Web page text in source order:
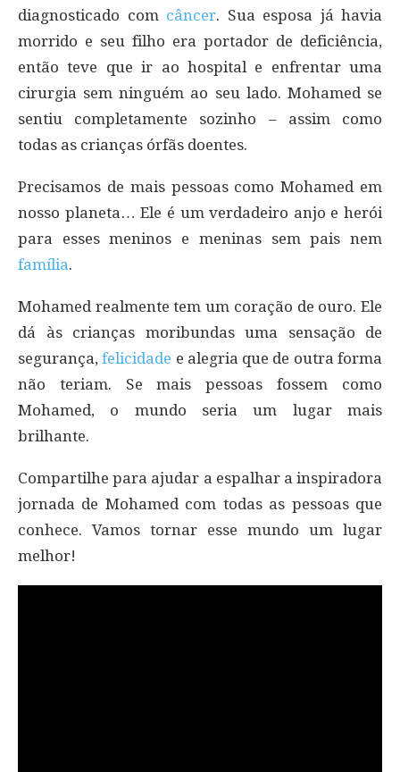
diagnosticado com câncer. Sua esposa já havia
morrido e seu filho era portador de deficiência,
então teve que ir ao hospital e enfrentar uma
cirurgia sem ninguém ao seu lado. Mohamed se
sentiu completamente sozinho – assim como
todas as crianças órfãs doentes.
Precisamos de mais pessoas como Mohamed em
nosso planeta… Ele é um verdadeiro anjo e herói
para esses meninos e meninas sem pais nem
família.
Mohamed realmente tem um coração de ouro. Ele
dá às crianças moribundas uma sensação de
segurança,felicidade e alegria que de outra forma
não teriam. Se mais pessoas fossem como
Mohamed, o mundo seria um lugar mais
brilhante.
Compartilhe para ajudar a espalhar a inspiradora
jornada de Mohamed com todas as pessoas que
conhece. Vamos tornar esse mundo um lugar
melhor!